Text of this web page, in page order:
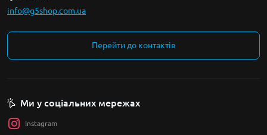
info@g5shop.com.ua
Перейти до контактів
Ми у соціальних мережах
Instagram